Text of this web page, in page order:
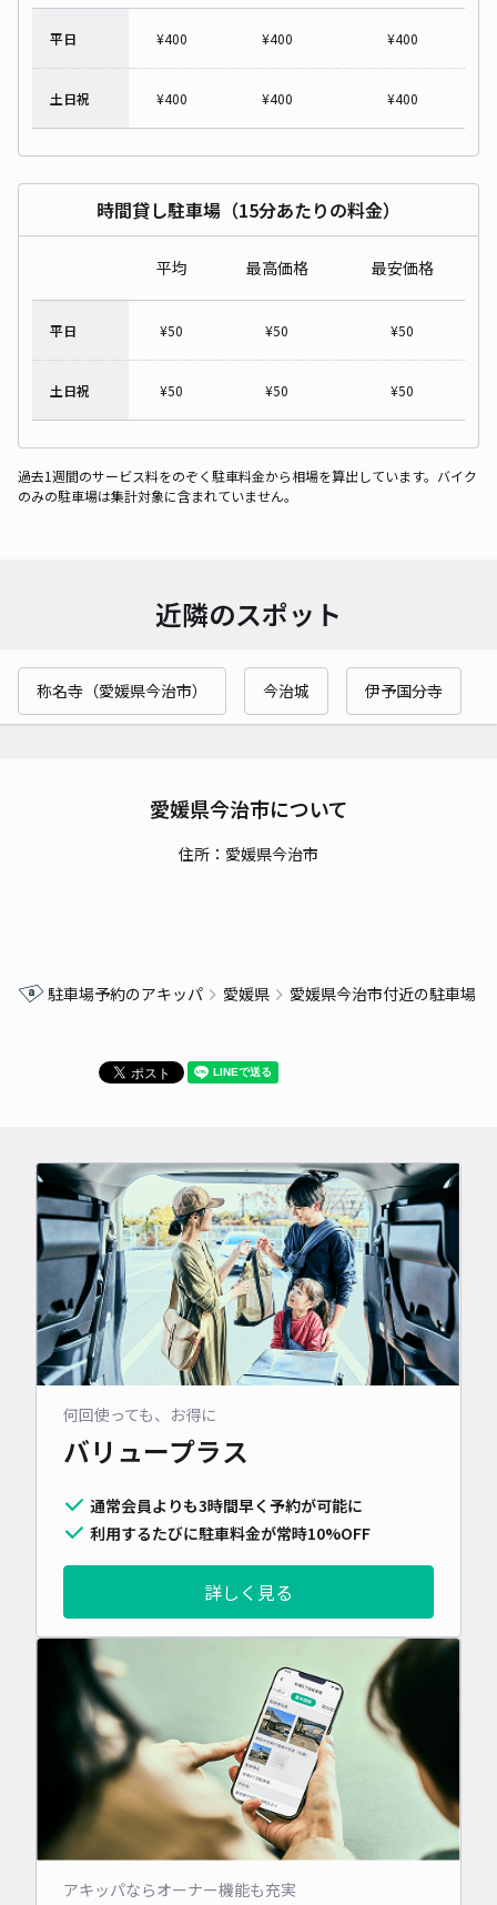
平日 ¥400 ¥400 ¥400
土日祝 ¥400 ¥400 ¥400
時間貸し駐車場（15分あたりの料金）
平均 最高価格 最安価格
平日 ¥50 ¥50 ¥50
土日祝 ¥50 ¥50 ¥50
過去1週間のサービス料をのぞく駐車料金から相場を算出しています。バイク
のみの駐車場は集計対象に含まれていません。
近隣のスポット
称名寺（愛媛県今治市） 今治城 伊予国分寺
愛媛県今治市について
住所：愛媛県今治市
駐車場予約のアキッパ 愛媛県 愛媛県今治市付近の駐車場
何回使っても、お得に
バリュープラス
通常会員よりも3時間早く予約が可能に
利用するたびに駐車料金が常時10%OFF
詳しく見る
アキッパならオーナー機能も充実